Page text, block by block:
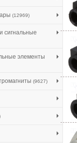
(12969)
элементы
(9627)